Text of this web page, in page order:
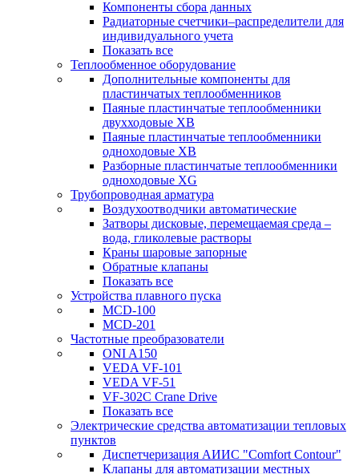
Компоненты сбора данных
Радиаторные счетчики–распределители для
индивидуального учета
Показать все
Теплообменное оборудование
Дополнительные компоненты для
пластинчатых теплообменников
Паяные пластинчатые теплообменники
двухходовые XB
Паяные пластинчатые теплообменники
одноходовые ХВ
Разборные пластинчатые теплообменники
одноходовые ХG
Трубопроводная арматура
Воздухоотводчики автоматические
Затворы дисковые, перемещаемая среда –
вода, гликолевые растворы
Краны шаровые запорные
Обратные клапаны
Показать все
Устройства плавного пуска
MCD-100
MCD-201
Частотные преобразователи
ONI A150
VEDA VF-101
VEDA VF-51
VF-302C Crane Drive
Показать все
Электрические средства автоматизации тепловых
пунктов
Диспетчеризация АИИС "Comfort Contour"
Клапаны для автоматизации местных